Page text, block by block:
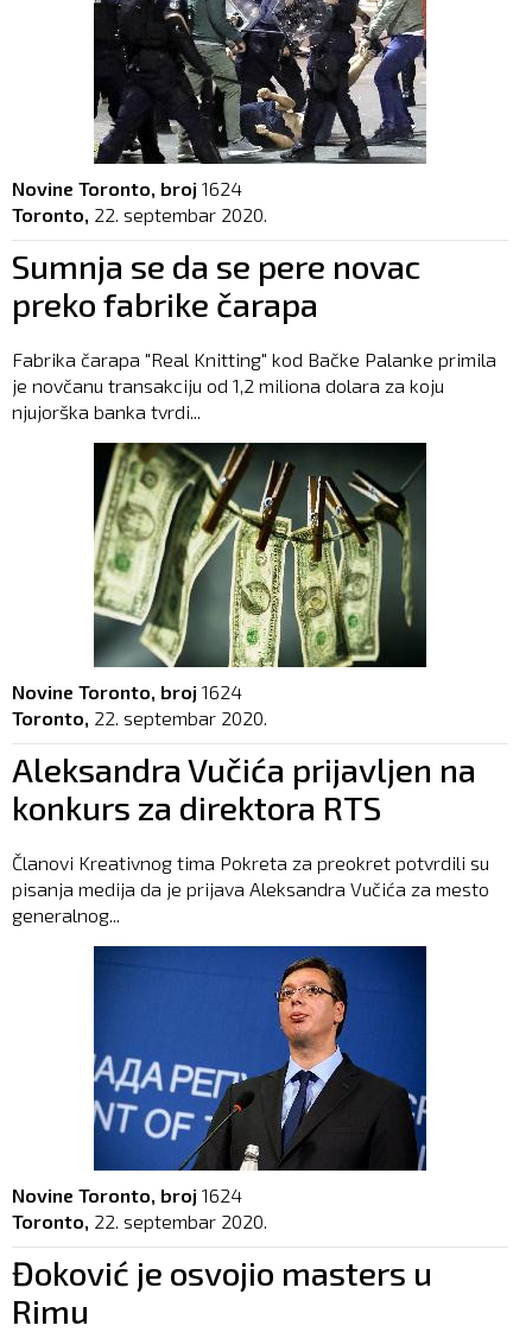
Novine Toronto, broj 1624
Toronto, 22. septembar 2020.
Sumnja se da se pere novac
preko fabrike čarapa
Fabrika čarapa "Real Knitting" kod Bačke Palanke primila
je novčanu transakciju od 1,2 miliona dolara za koju
njujorška banka tvrdi...
Novine Toronto, broj 1624
Toronto, 22. septembar 2020.
Aleksandra Vučića prijavljen na
konkurs za direktora RTS
Članovi Kreativnog tima Pokreta za preokret potvrdili su
pisanja medija da je prijava Aleksandra Vučića za mesto
generalnog...
Novine Toronto, broj 1624
Toronto, 22. septembar 2020.
Đoković je osvojio masters u
Rimu